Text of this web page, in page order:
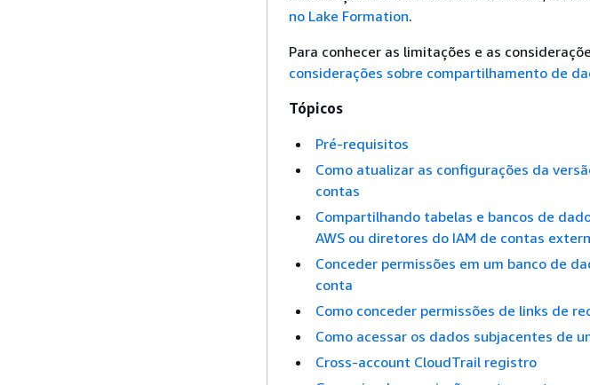
no Lake Formation.
Para conhecer as limitações e as
considerações sobre compartilhamento de
Tópicos
Pré-requisitos
Como atualizar as configurações da
contas
Compartilhando tabelas e bancos de
AWS ou diretores do IAM de contas
Conceder permissões em um banco de
conta
Como conceder permissões de links de
Como acessar os dados subjacentes de
Cross-account CloudTrail registro